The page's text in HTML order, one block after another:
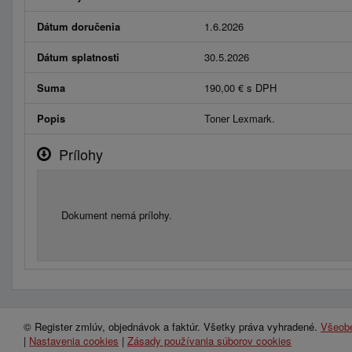
Dátum doručenia 1.6.2026
Dátum splatnosti 30.5.2026
Suma 190,00 € s DPH
Popis Toner Lexmark.
Prílohy
Dokument nemá prílohy.
© Register zmlúv, objednávok a faktúr. Všetky práva vyhradené.
| Nastavenia cookies | Zásady používania súborov cookies